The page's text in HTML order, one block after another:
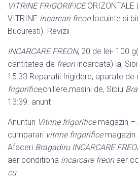
VITRINE FRIGORIFICEORIZONTALE
VITRINE incarcari freonlocuinte si
Bucuresti). Revizii
INCARCARE FREON, 20 de lei- 100
cantitatea de freonincarcata) la,
15:33 Reparatii frigidere, aparate de
frigorifice,chillere,masini de, Sibiu
13:39. anunt
Anunturi Vitrine frigorificemagazin –
cumparari vitrine frigorificemagazin
Afaceri Bragadiru INCARCARE
aer conditiona incarcare freonaer
cu